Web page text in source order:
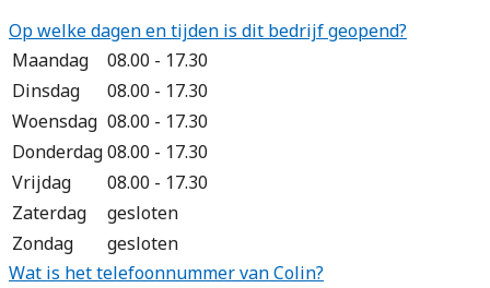
Op welke dagen en tijden is dit bedrijf geopend?
Maandag
08.00 - 17.30
Dinsdag
08.00 - 17.30
Woensdag 08.00 - 17.30
Donderdag08.00 - 17.30
Vrijdag
08.00 - 17.30
Zaterdag
gesloten
Zondag
gesloten
Wat is het telefoonnummer van Colin?